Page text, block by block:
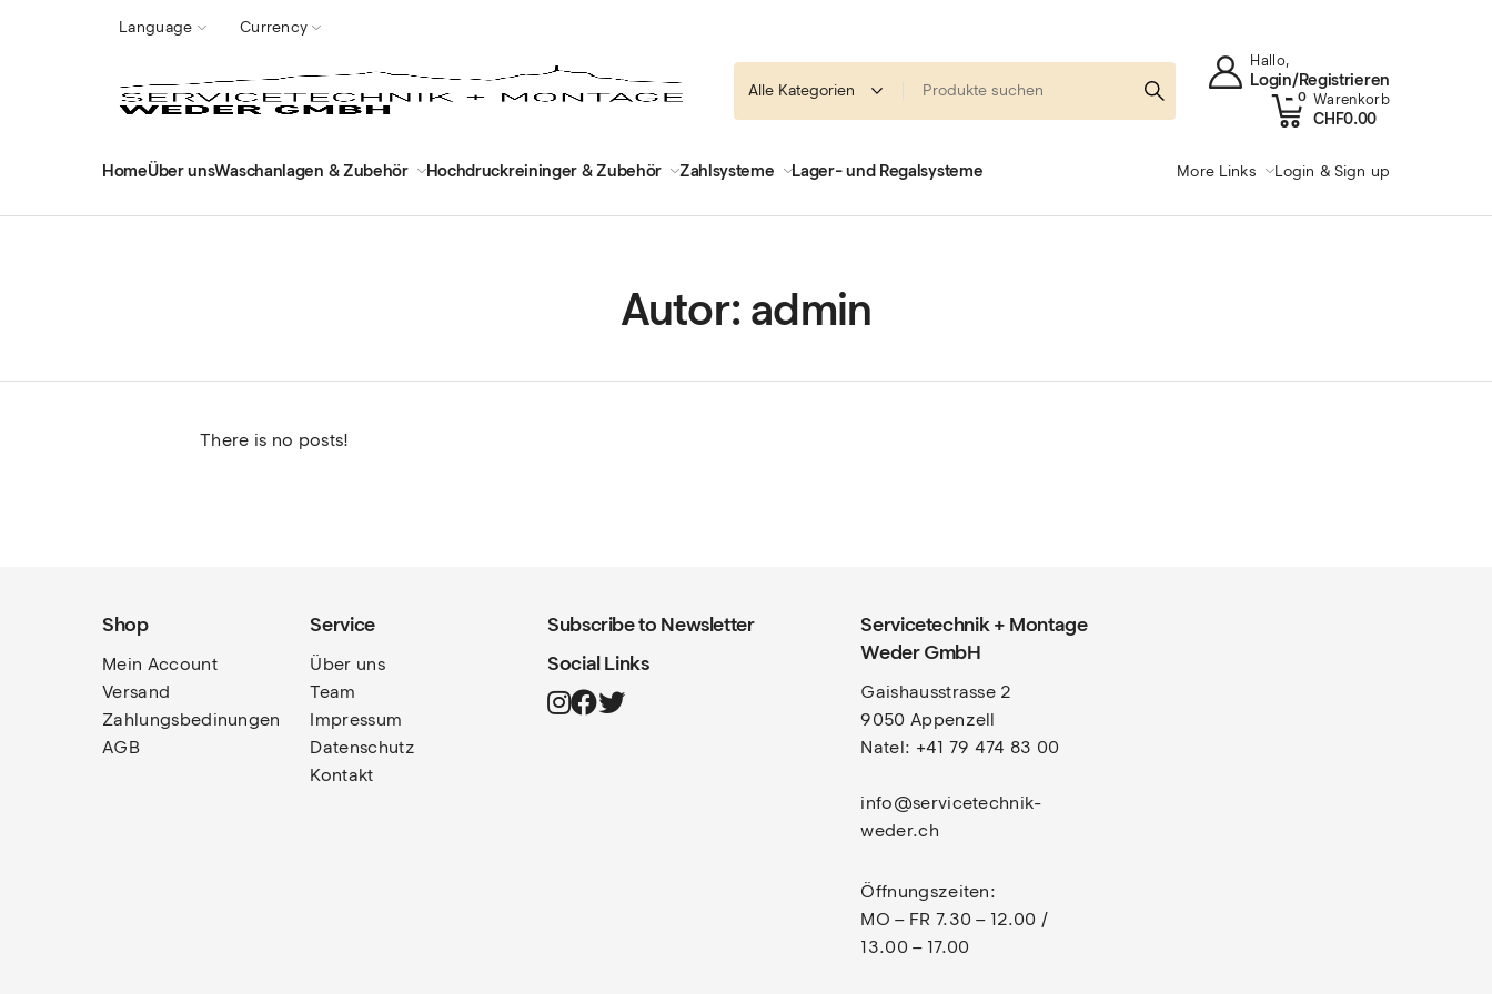
Language Currency
Hallo,
Login/Registrieren
Warenkorb
CHF0.00
0
HomeÜber unsWaschanlagen & Zubehör Hochdruckreininger & Zubehör Zahlsysteme Lager- und Regalsysteme More Links Login & Sign up
Autor: admin
There is no posts!
Shop
Mein Account
Versand
Zahlungsbedinungen
AGB
Service
Über uns
Team
Impressum
Datenschutz
Kontakt
Subscribe to Newsletter
Social Links
Servicetechnik + Montage
Weder GmbH
Gaishausstrasse 2
9050 Appenzell
Natel: +41 79 474 83 00
info@servicetechnik-
weder.ch
Öffnungszeiten:
MO – FR 7.30 – 12.00 /
13.00 – 17.00